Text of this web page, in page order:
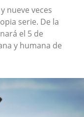
nueve veces
serie. De la
el 5 de
y humana de